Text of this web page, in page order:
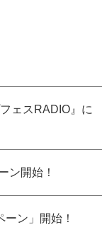
ェスRADIO』に
ン開始！
ン」開始！